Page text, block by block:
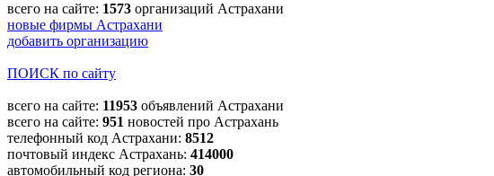
всего на сайте: 1573 организаций Астрахани
новые фирмы Астрахани
добавить организацию
ПОИСК по сайту
всего на сайте: 11953 объявлений Астрахани
всего на сайте: 951 новостей про Астрахань
телефонный код Астрахани: 8512
почтовый индекс Астрахань: 414000
автомобильный код региона: 30